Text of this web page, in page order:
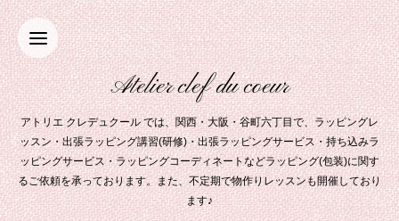
Atelier clef du coeur
アトリエ クレデュクール では、関西・大阪・谷町六丁目で、ラッピングレ
ッスン・出張ラッピング講習(研修)・出張ラッピングサービス・持ち込みラ
ッピングサービス・ラッピングコーディネートなどラッピング(包装)に関す
るご依頼を承っております。また、不定期で物作りレッスンも開催しており
ます♪